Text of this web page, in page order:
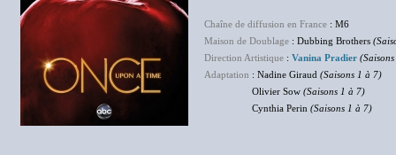
Chaîne de diffusion en France : M6
Maison de Doublage : Dubbing Brothers
Direction Artistique : Vanina Pradier
Adaptation : Nadine Giraud (Saisons 1 à 7)
Olivier Sow (Saisons 1 à 7)
Cynthia Perin (Saisons 1 à 7)